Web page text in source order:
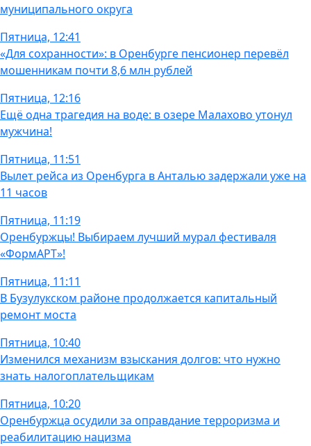
муниципального округа
Пятница, 12:41
«Для сохранности»: в Оренбурге пенсионер перевёл
мошенникам почти 8,6 млн рублей
Пятница, 12:16
Ещё одна трагедия на воде: в озере Малахово утонул
мужчина!
Пятница, 11:51
Вылет рейса из Оренбурга в Анталью задержали уже на
11 часов
Пятница, 11:19
Оренбуржцы! Выбираем лучший мурал фестиваля
«ФормАРТ»!
Пятница, 11:11
В Бузулукском районе продолжается капитальный
ремонт моста
Пятница, 10:40
Изменился механизм взыскания долгов: что нужно
знать налогоплательщикам
Пятница, 10:20
Оренбуржца осудили за оправдание терроризма и
реабилитацию нацизма